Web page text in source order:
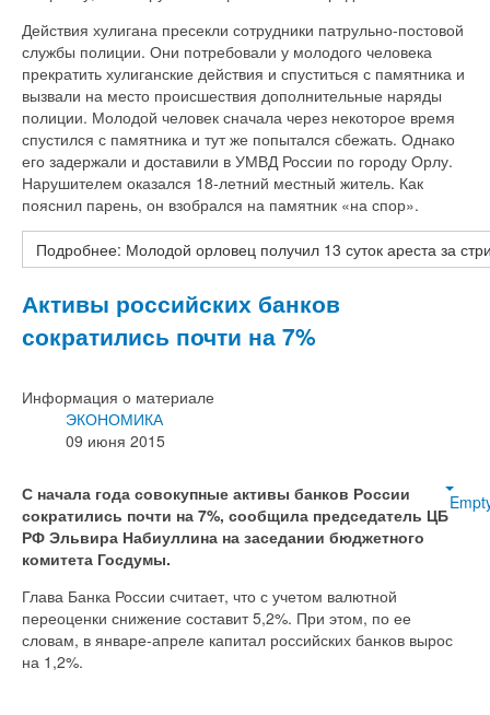
Действия хулигана пресекли сотрудники патрульно-постовой
службы полиции. Они потребовали у молодого человека
прекратить хулиганские действия и спуститься с памятника и
вызвали на место происшествия дополнительные наряды
полиции. Молодой человек сначала через некоторое время
спустился с памятника и тут же попытался сбежать. Однако
его задержали и доставили в УМВД России по городу Орлу.
Нарушителем оказался 18-летний местный житель. Как
пояснил парень, он взобрался на памятник «на спор».
Подробнее: Молодой орловец получил 13 суток ареста за
Активы российских банков
сократились почти на 7%
Информация о материале
ЭКОНОМИКА
09 июня 2015
С начала года совокупные активы банков России
сократились почти на 7%, сообщила председатель ЦБ
РФ Эльвира Набиуллина на заседании бюджетного
комитета Госдумы.
Глава Банка России считает, что с учетом валютной
переоценки снижение составит 5,2%. При этом, по ее
словам, в январе-апреле капитал российских банков вырос
на 1,2%.